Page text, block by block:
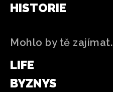
HISTORIE
Mohlo by tě zajímat.
LIFE
BYZNYS